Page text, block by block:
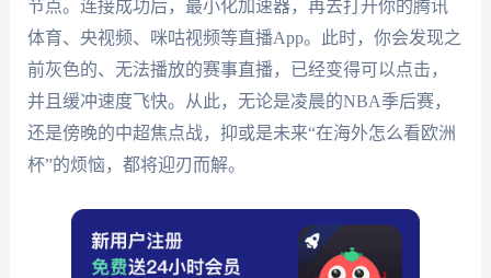
节点。连接成功后，最小化加速器，再去打开你的腾讯
体育、央视频、咪咕视频等直播App。此时，你会发现之
前灰色的、无法播放的赛事直播，已经变得可以点击，
并且缓冲速度飞快。从此，无论是凌晨的NBA季后赛，
还是傍晚的中超焦点战，抑或是未来“在海外怎么看欧洲
杯”的烦恼，都将迎刃而解。